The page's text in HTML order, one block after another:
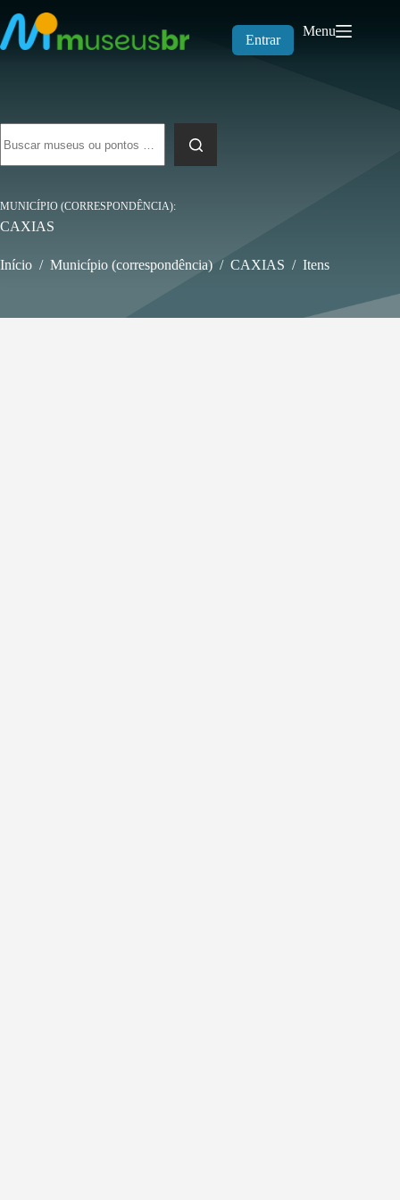
para
o
conteúdo
Entrar
Menu
resultados
MUNICÍPIO (CORRESPONDÊNCIA)
CAXIAS
Início / Município (correspondência) / CAXIAS / Itens